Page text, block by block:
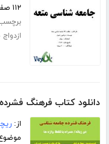
۱۱۲ صفحه
دانلود کتاب فرهنگ
از: